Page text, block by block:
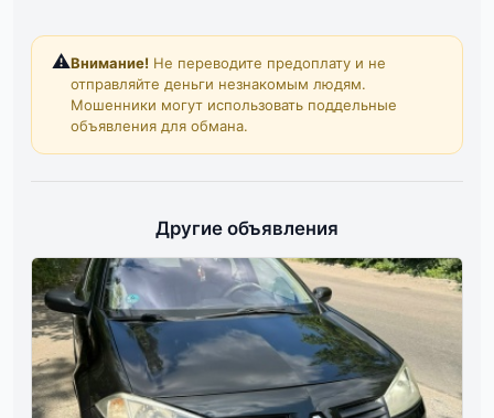
⚠️Внимание! Не переводите предоплату и не
отправляйте деньги незнакомым людям.
Мошенники могут использовать поддельные
объявления для обмана.
Другие объявления